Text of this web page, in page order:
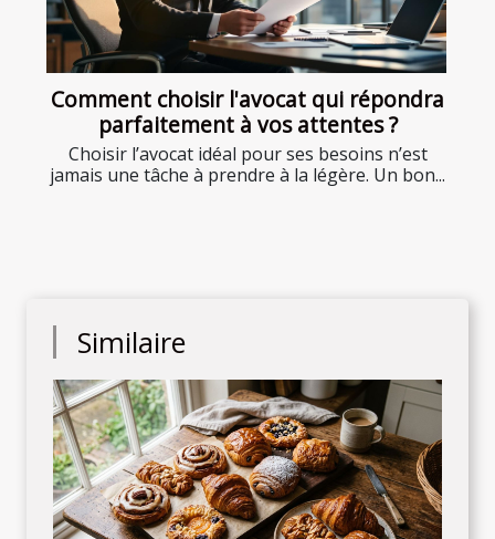
Comment choisir l'avocat qui répondra
parfaitement à vos attentes ?
Choisir l’avocat idéal pour ses besoins n’est
jamais une tâche à prendre à la légère. Un bon...
Similaire